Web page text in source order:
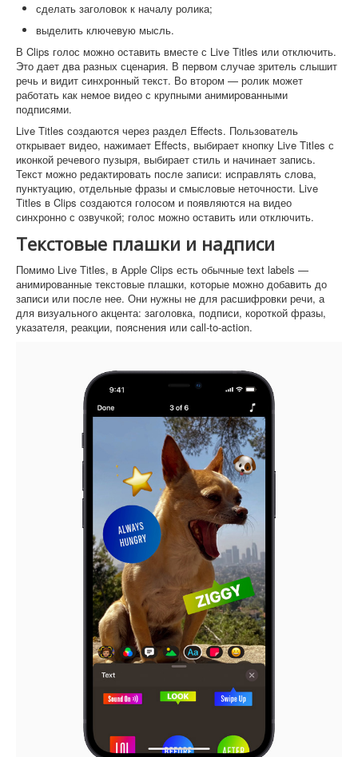
сделать заголовок к началу ролика;
выделить ключевую мысль.
В Clips голос можно оставить вместе с Live Titles или отключить.
Это дает два разных сценария. В первом случае зритель слышит
речь и видит синхронный текст. Во втором — ролик может
работать как немое видео с крупными анимированными
подписями.
Live Titles создаются через раздел Effects. Пользователь
открывает видео, нажимает Effects, выбирает кнопку Live Titles с
иконкой речевого пузыря, выбирает стиль и начинает запись.
Текст можно редактировать после записи: исправлять слова,
пунктуацию, отдельные фразы и смысловые неточности. Live
Titles в Clips создаются голосом и появляются на видео
синхронно с озвучкой; голос можно оставить или отключить.
Текстовые плашки и надписи
Помимо Live Titles, в Apple Clips есть обычные text labels —
анимированные текстовые плашки, которые можно добавить до
записи или после нее. Они нужны не для расшифровки речи, а
для визуального акцента: заголовка, подписи, короткой фразы,
указателя, реакции, пояснения или call-to-action.